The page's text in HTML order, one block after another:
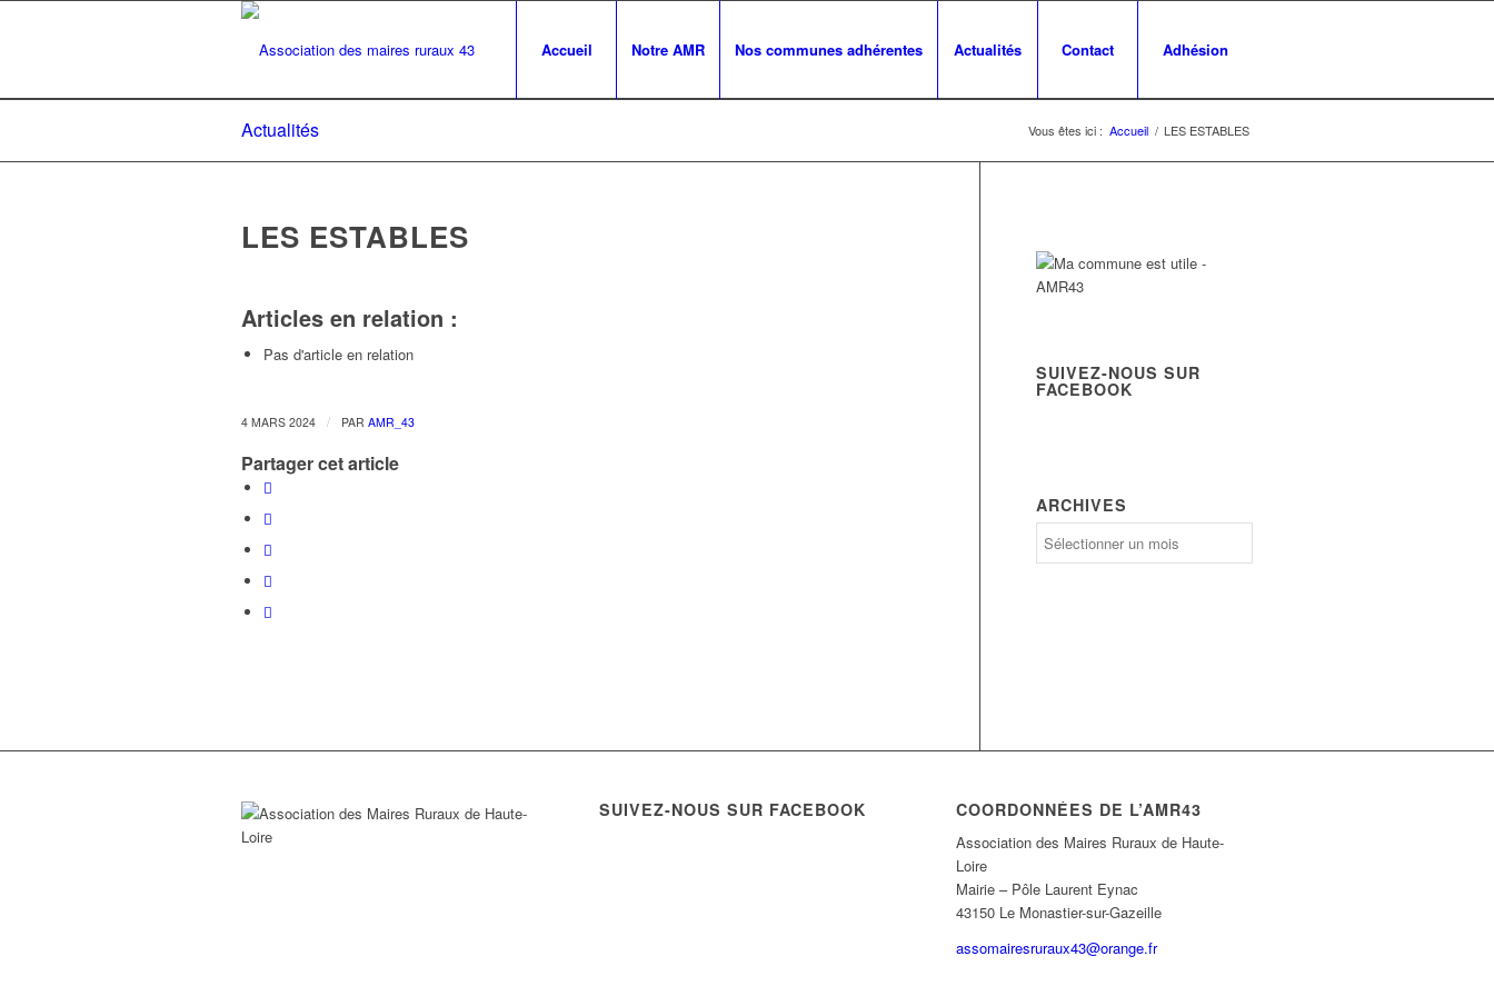
Accueil Notre AMR Nos communes adhérentes Actualités Contact Adhésion
Actualités Vous êtes ici : Accueil / LES ESTABLES
LES ESTABLES
Articles en relation :
Pas d'article en relation
4 MARS 2024 / PAR AMR_43
Partager cet article
SUIVEZ-NOUS SUR
FACEBOOK
ARCHIVES
SUIVEZ-NOUS SUR FACEBOOK COORDONNÉES DE L’AMR43
Association des Maires Ruraux de Haute-
Loire
Mairie – Pôle Laurent Eynac
43150 Le Monastier-sur-Gazeille
assomairesruraux43@orange.fr